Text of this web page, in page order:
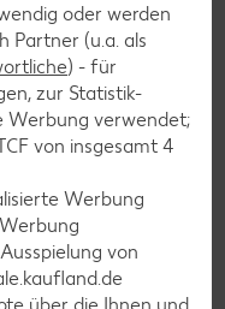
oder werden
Partner (u.a. als
) - für
zur Statistik-
Werbung verwendet;
von insgesamt 4
Werbung
von